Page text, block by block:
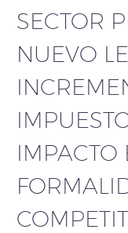
SECTOR
NUEVO
IMPACTO